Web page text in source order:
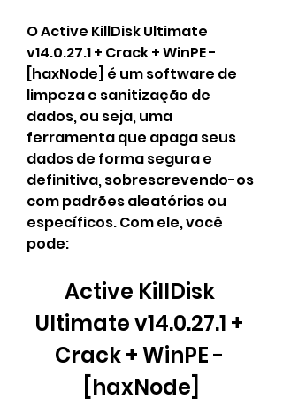
O Active KillDisk Ultimate
v14.0.27.1 + Crack + WinPE -
[haxNode] é um software de
limpeza e sanitização de
dados, ou seja, uma
ferramenta que apaga seus
dados de forma segura e
definitiva, sobrescrevendo-os
com padrões aleatórios ou
específicos. Com ele, você
pode:
Active KillDisk
Ultimate v14.0.27.1 +
Crack + WinPE -
[haxNode]